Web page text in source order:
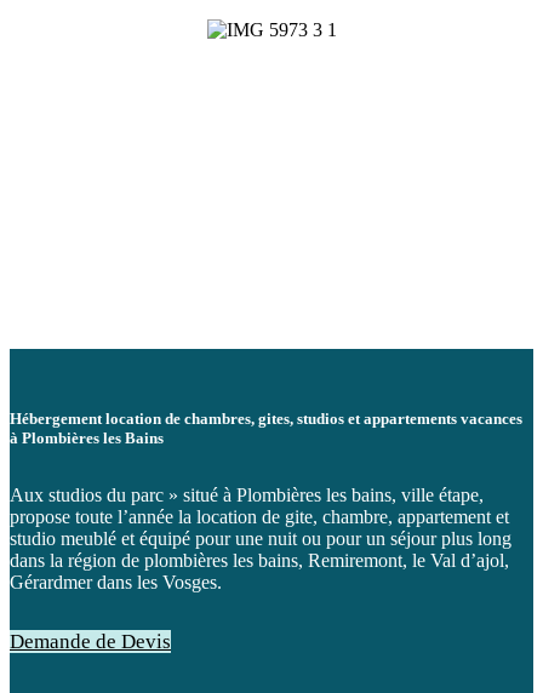
Hébergement location de chambres, gites, studios et appartements vacances
à Plombières les Bains
Aux studios du parc » situé à Plombières les bains, ville étape,
propose toute l’année la location de gite, chambre, appartement et
studio meublé et équipé pour une nuit ou pour un séjour plus long
dans la région de plombières les bains, Remiremont, le Val d’ajol,
Gérardmer dans les Vosges.
Demande de Devis